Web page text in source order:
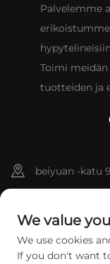
Palvelemme
Toimi
tuotteiden ja
beiyuan -katu
[email
We value
We use cookies
If you don't want